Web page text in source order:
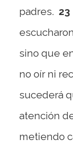
padres. 23
sino que
no oír ni
sucederá
atención
metiendo